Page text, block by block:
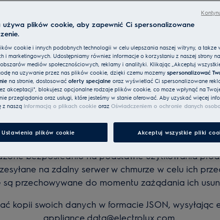
któregokolwiek z naszych połączonych
informacji na temat danych produktu w jasny i
bezpośrednio na podstawie użytkowania
na zdalny serwer w chmurze w celu ich
są przechowywane do momentu zażądania ich
kopii swoich danych w formacie JSON, wysyłając
appliance.data@electrolux.com.
używa plików cookie, aby zapewnić Ci spersonalizowane
cookie i innych podobnych technologii w celu ulepszania naszej witryny, a także
i marketingowych. Udostępniamy również informacje o korzystaniu z naszej strony
mediów społecznościowych, reklamy i analityki. Klikając „Akceptuj
na używanie przez nas plików cookie, dzięki czemu możemy spersonalizować
na stronie, dostosować oferty specjalne oraz wyświetlać Ci spersonalizowane
akceptacji", blokujesz opcjonalne rodzaje plików cookie, co może wpłynąć na
przeglądania oraz usługi, które jesteśmy w stanie oferować. Aby uzyskać więcej
z naszą Informacją o plikach cookie oraz Oświadczeniem o ochronie danych
Ustawienia plików cookie Akceptuj wszystkie pliki